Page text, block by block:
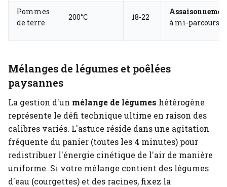
Pommes
de terre
200°C 18-22
à mi-parcours
Mélanges de légumes et poêlées
paysannes
La gestion d'un mélange de légumes hétérogène
représente le défi technique ultime en raison des
calibres variés. L'astuce réside dans une agitation
fréquente du panier (toutes les 4 minutes) pour
redistribuer l'énergie cinétique de l'air de manière
uniforme. Si votre mélange contient des légumes
d'eau (courgettes) et des racines, fixez la